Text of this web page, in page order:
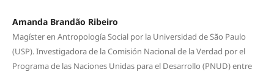
Amanda Brandão Ribeiro
Magíster en Antropología Social por la Universidad de São Paulo
(USP). Investigadora de la Comisión Nacional de la Verdad por el
Programa de las Naciones Unidas para el Desarrollo (PNUD) entre